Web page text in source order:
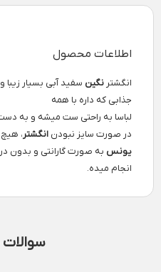
اطلاعات محصول
انگشتر نگین سفید آبی بسیار
جذابی که داره با همه
لباسا به راحتی ست میشه و به
در صورت سایز نبودن انگشتر،
یونس به صورت گارانتی و بدون
انجام میده.